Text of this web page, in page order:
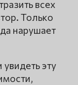
всех
Только
нарушает
эту